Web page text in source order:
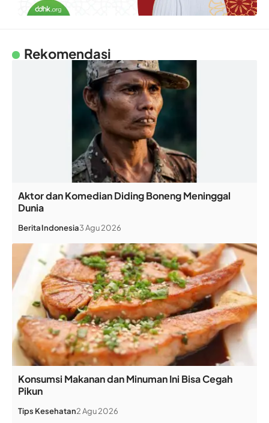
Rekomendasi
Aktor dan Komedian Diding Boneng Meninggal
Dunia
BeritaIndonesia3 Agu 2026
Konsumsi Makanan dan Minuman Ini Bisa Cegah
Pikun
Tips Kesehatan2 Agu 2026